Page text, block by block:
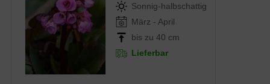
Sonnig-halbschattig
März - April
bis zu 40 cm
Lieferbar